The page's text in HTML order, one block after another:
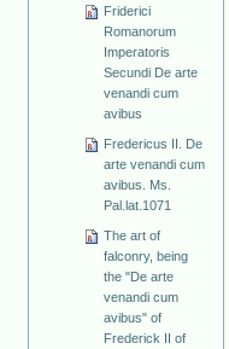
Friderici
Romanorum
Imperatoris
Secundi De arte
venandi cum
avibus
Fredericus II. De
arte venandi cum
avibus. Ms.
Pal.lat.1071
The art of
falconry, being
the "De arte
venandi cum
avibus" of
Frederick II of